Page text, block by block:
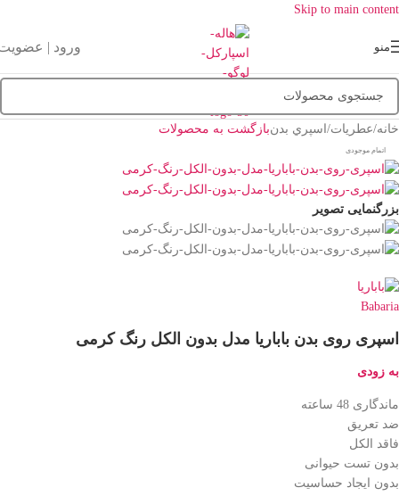
Skip to main content
منو ورود |
خانه/عطریات/ اسپري بدنبازگشت به محصولات
اتمام موجودی
بزرگنمایی تصویر
اسپری روی بدن باباریا مدل بدون الکل رنگ کرمی
به زودی
ماندگاری 48 ساعته
ضد تعریق
فاقد الکل
بدون تست حیوانی
بدون ایجاد حساسیت